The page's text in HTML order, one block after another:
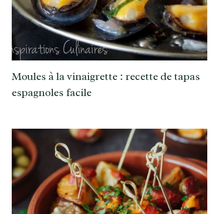
Moules à la vinaigrette : recette de tapas
espagnoles facile